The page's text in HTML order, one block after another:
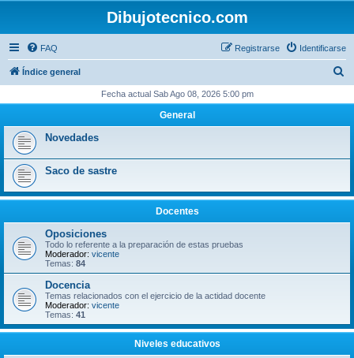
Dibujotecnico.com
FAQ Identificarse
Registrarse
Índice general
c
Fecha actual Sab Ago 08, 2026 5:00 pm
General
Novedades
Saco de sastre
Docentes
Oposiciones
Todo lo referente a la preparación de estas pruebas
Moderador: vicente
Temas: 84
Docencia
Temas relacionados con el ejercicio de la actidad docente
Moderador: vicente
Temas: 41
Niveles educativos